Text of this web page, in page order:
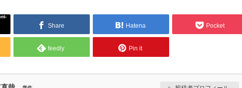
Share Hatena Pocket
feedly Pin it